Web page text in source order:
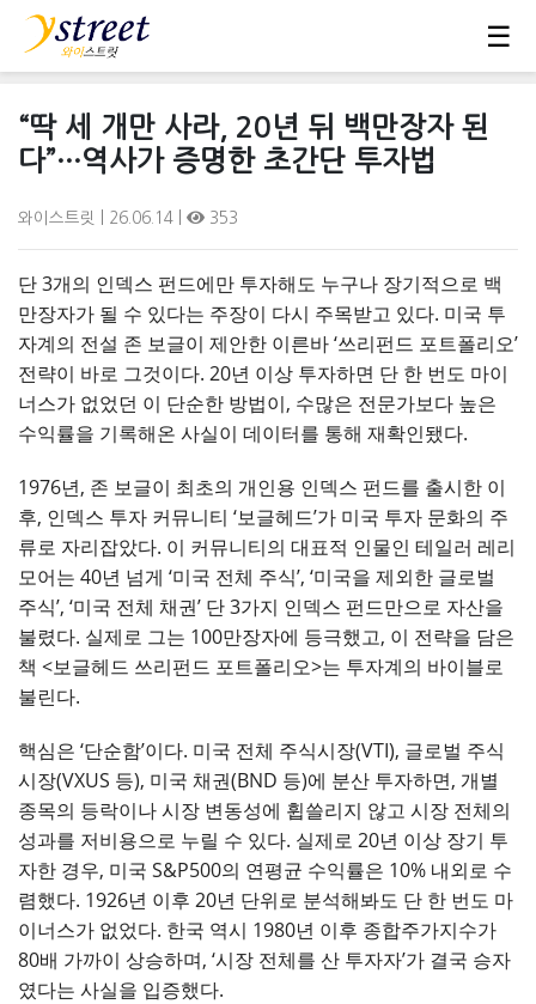
☰
“딱 세 개만 사라, 20년 뒤 백만장자 된
다”···역사가 증명한 초간단 투자법
와이스트릿 | 26.06.14 | 353
단 3개의 인덱스 펀드에만 투자해도 누구나 장기적으로 백
만장자가 될 수 있다는 주장이 다시 주목받고 있다. 미국 투
자계의 전설 존 보글이 제안한 이른바 ‘쓰리펀드 포트폴리오’
전략이 바로 그것이다. 20년 이상 투자하면 단 한 번도 마이
너스가 없었던 이 단순한 방법이, 수많은 전문가보다 높은
수익률을 기록해온 사실이 데이터를 통해 재확인됐다.
1976년, 존 보글이 최초의 개인용 인덱스 펀드를 출시한 이
후, 인덱스 투자 커뮤니티 ‘보글헤드’가 미국 투자 문화의 주
류로 자리잡았다. 이 커뮤니티의 대표적 인물인 테일러 레리
모어는 40년 넘게 ‘미국 전체 주식’, ‘미국을 제외한 글로벌
주식’, ‘미국 전체 채권’ 단 3가지 인덱스 펀드만으로 자산을
불렸다. 실제로 그는 100만장자에 등극했고, 이 전략을 담은
책 <보글헤드 쓰리펀드 포트폴리오>는 투자계의 바이블로
불린다.
핵심은 ‘단순함’이다. 미국 전체 주식시장(VTI), 글로벌 주식
시장(VXUS 등), 미국 채권(BND 등)에 분산 투자하면, 개별
종목의 등락이나 시장 변동성에 휩쓸리지 않고 시장 전체의
성과를 저비용으로 누릴 수 있다. 실제로 20년 이상 장기 투
자한 경우, 미국 S&P500의 연평균 수익률은 10% 내외로 수
렴했다. 1926년 이후 20년 단위로 분석해봐도 단 한 번도 마
이너스가 없었다. 한국 역시 1980년 이후 종합주가지수가
80배 가까이 상승하며, ‘시장 전체를 산 투자자’가 결국 승자
였다는 사실을 입증했다.